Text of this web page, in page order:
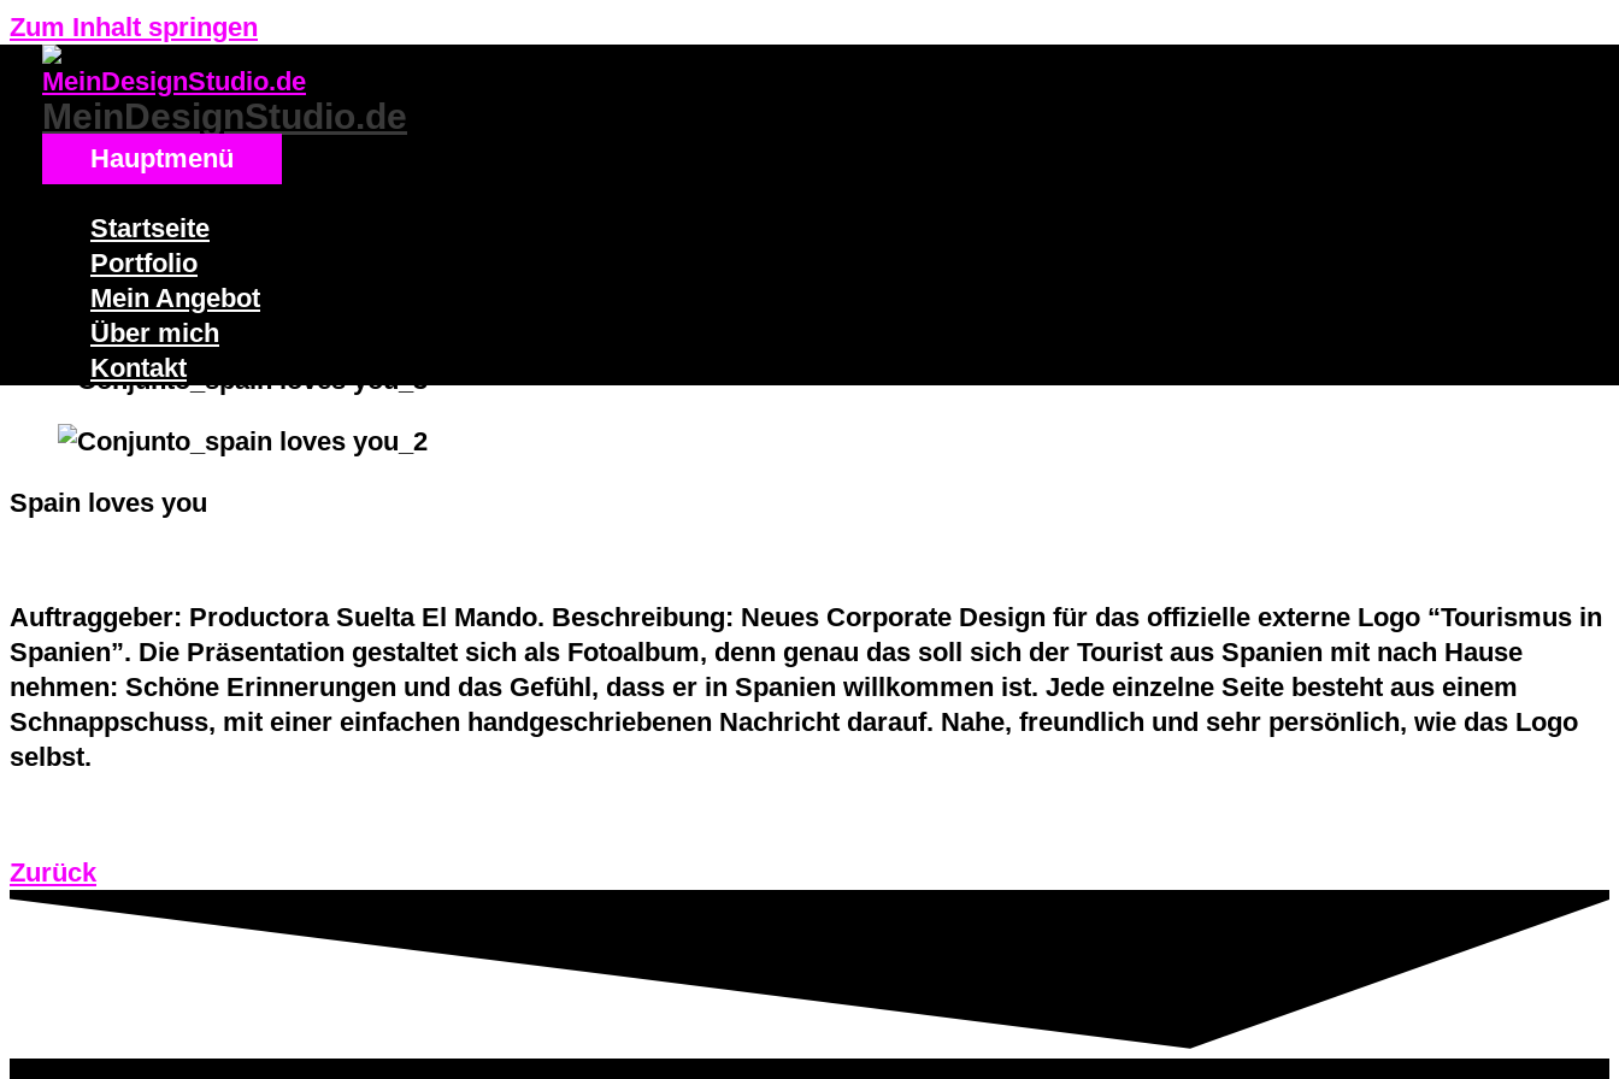
Zum Inhalt springen
MeinDesignStudio.de
Hauptmenü
Startseite
Portfolio
Mein Angebot
Über mich
Kontakt
Spain loves you
Auftraggeber: Productora Suelta El Mando. Beschreibung: Neues Corporate Design für das offizielle externe Logo “Tourismus in
Spanien”. Die Präsentation gestaltet sich als Fotoalbum, denn genau das soll sich der Tourist aus Spanien mit nach Hause
nehmen: Schöne Erinnerungen und das Gefühl, dass er in Spanien willkommen ist. Jede einzelne Seite besteht aus einem
Schnappschuss, mit einer einfachen handgeschriebenen Nachricht darauf. Nahe, freundlich und sehr persönlich, wie das Logo
selbst.
Zurück